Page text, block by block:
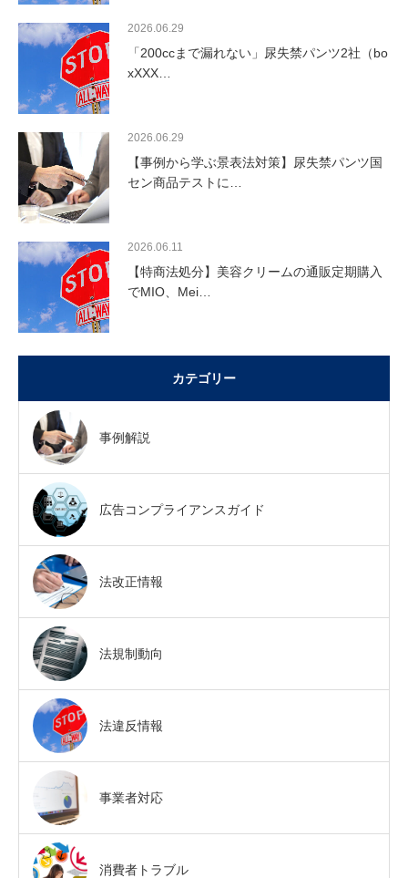
2026.06.29
「200ccまで漏れない」尿失禁パンツ2社（bo
xXXX…
2026.06.29
【事例から学ぶ景表法対策】尿失禁パンツ国
セン商品テストに…
2026.06.11
【特商法処分】美容クリームの通販定期購入
でMIO、Mei…
カテゴリー
事例解説
広告コンプライアンスガイド
法改正情報
法規制動向
法違反情報
事業者対応
消費者トラブル